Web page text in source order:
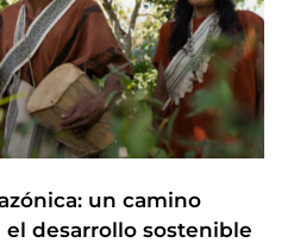
un camino
desarrollo sostenible